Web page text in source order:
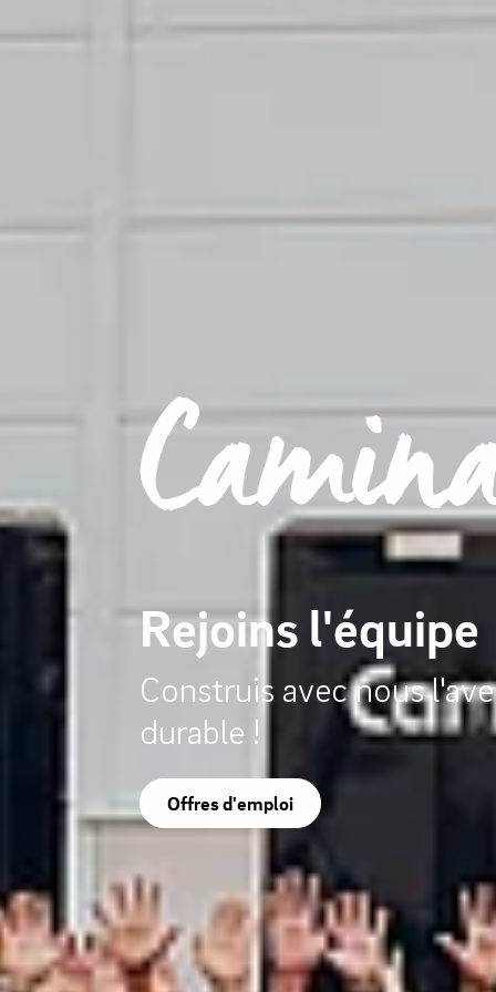
Rejoins l'équipe
Construis avec nous
durable !
Offres d'emploi